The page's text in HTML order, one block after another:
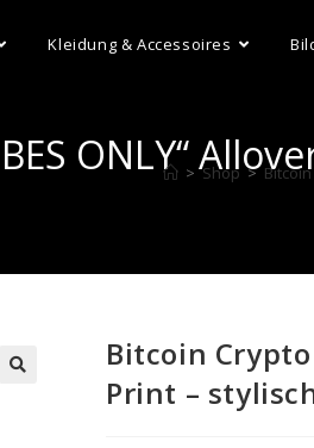
Kleidung & Accessoires
ONLY“
> Shop >
Bitcoin Crypto
Print –